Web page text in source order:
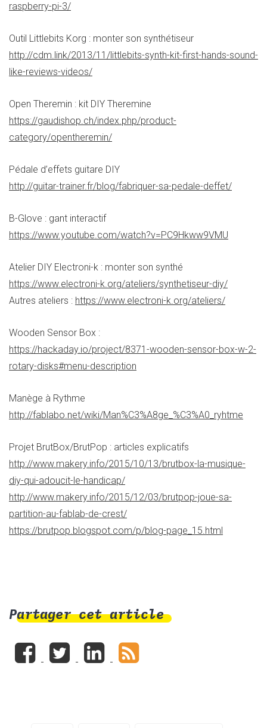
raspberry-pi-3/
Outil Littlebits Korg : monter son synthétiseur
http://cdm.link/2013/11/littlebits-synth-kit-first-hands-sound-
like-reviews-videos/
Open Theremin : kit DIY Theremine
https://gaudishop.ch/index.php/product-
category/opentheremin/
Pédale d’effets guitare DIY
http://guitar-trainer.fr/blog/fabriquer-sa-pedale-deffet/
B-Glove : gant interactif
https://www.youtube.com/watch?v=PC9Hkww9VMU
Atelier DIY Electroni-k : monter son synthé
https://www.electroni-k.org/ateliers/synthetiseur-diy/
Autres ateliers : https://www.electroni-k.org/ateliers/
Wooden Sensor Box :
https://hackaday.io/project/8371-wooden-sensor-box-w-2-
rotary-disks#menu-description
Manège à Rythme
http://fablabo.net/wiki/Man%C3%A8ge_%C3%A0_ryhtme
Projet BrutBox/BrutPop : articles explicatifs
http://www.makery.info/2015/10/13/brutbox-la-musique-
diy-qui-adoucit-le-handicap/
http://www.makery.info/2015/12/03/brutpop-joue-sa-
partition-au-fablab-de-crest/
https://brutpop.blogspot.com/p/blog-page_15.html
Partager cet article